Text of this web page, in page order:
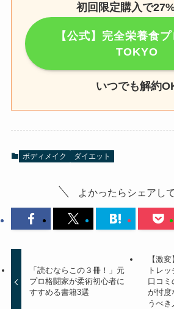
初回限定購入で
【公式】完全栄養食
TOKYO
いつでも解約
ボディメイク ダイエット
よかったらシェアし
「読むならこの３冊！」元
プロ格闘家が柔術初心者に
すすめる書籍3選
【激
トレ
口コミ
が忖度
うべき